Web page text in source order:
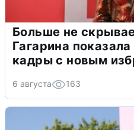
Больше не
Гагарина
кадры с новым
6 августа 163